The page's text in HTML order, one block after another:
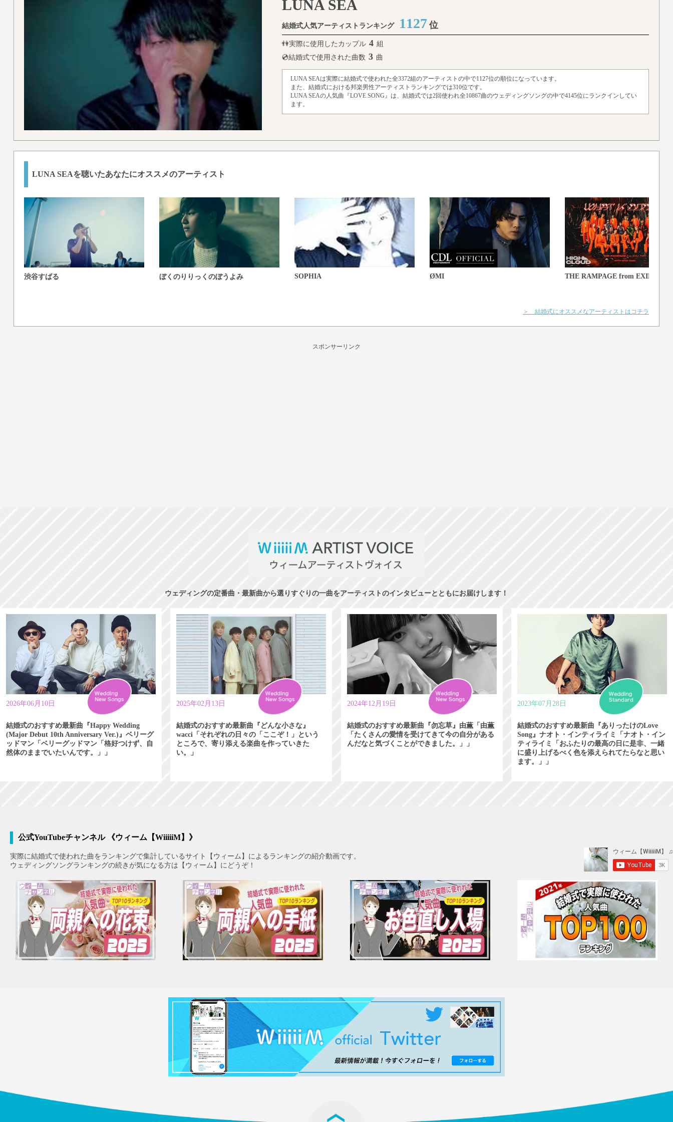
LUNA SEA
結婚式人気アーティストランキング 1127 位
👫実際に使用したカップル 4 組
💿結婚式で使用された曲数 3 曲
LUNA SEAは実際に結婚式で使われた全3372組のアーティストの中で1127位の順位になっています。
また、結婚式における邦楽男性アーティストランキングでは310位です。
LUNA SEAの人気曲『LOVE SONG』は、結婚式では2回使われ全10867曲のウェディングソングの中で4145位にランクインしてい
ます。
LUNA SEAを聴いたあなたにオススメのアーティスト
渋谷すばる ぼくのりりっくのぼうよみ SOPHIA ØMI THE RAMPAGE from EXILE
＞ 結婚式にオススメなアーティストはコチラ
スポンサーリンク
ウェディングの定番曲・最新曲から選りすぐりの一曲をアーティストのインタビューとともにお届けします！
2026年06月10日
結婚式のおすすめ最新曲『Happy Wedding
(Major Debut 10th Anniversary Ver.)』ベリーグ
ッドマン「ベリーグッドマン「格好つけず、自
然体のままでいたいんです。」」
2025年02月13日
結婚式のおすすめ最新曲『どんな小さな』
wacci「それぞれの日々の「ここぞ！」という
ところで、寄り添える楽曲を作っていきた
い。」
2024年12月19日
結婚式のおすすめ最新曲『勿忘草』由薫「由薫
「たくさんの愛情を受けてきて今の自分がある
んだなと気づくことができました。」」
2023年07月28日
結婚式のおすすめ最新曲『ありったけのLove
Song』ナオト・インティライミ「ナオト・イン
ティライミ「おふたりの最高の日に是非、一緒
に盛り上げるべく色を添えられてたらなと思い
ます。」」
公式YouTubeチャンネル 《ウィーム【WiiiiiM】》
実際に結婚式で使われた曲をランキングで集計しているサイト【ウィーム】によるランキングの紹介動画です。
ウェディングソングランキングの続きが気になる方は【ウィーム】にどうぞ！